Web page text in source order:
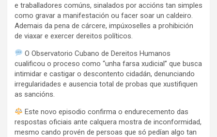
e traballadores comúns, sinalados por accións tan simples
como gravar a manifestación ou facer soar un caldeiro.
Ademais da pena de cárcere, impúxoselles a prohibición
de viaxar e exercer dereitos políticos.
O Observatorio Cubano de Dereitos Humanos
cualificou o proceso como “unha farsa xudicial” que busca
intimidar e castigar o descontento cidadán, denunciando
irregularidades e ausencia total de probas que xustifiquen
as sancións.
Este novo episodio confirma o endurecemento das
respostas oficiais ante calquera mostra de inconformidad,
mesmo cando provén de persoas que só pedían algo tan